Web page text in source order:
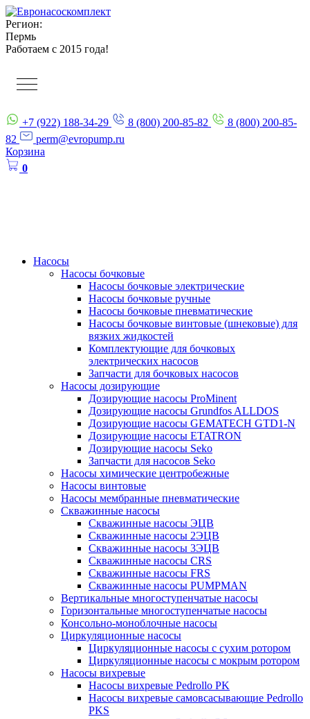
Регион:
Пермь
Работаем с 2015 года!
+7 (922) 188-34-29 8 (800) 200-85-82
8 (800) 200-85-
82
perm@evropump.ru
Корзина
0
Насосы
Насосы бочковые
Насосы бочковые электрические
Насосы бочковые ручные
Насосы бочковые пневматические
Насосы бочковые винтовые (шнековые) для
вязких жидкостей
Комплектующие для бочковых
электрических насосов
Запчасти для бочковых насосов
Насосы дозирующие
Дозирующие насосы ProMinent
Дозирующие насосы Grundfos ALLDOS
Дозирующие насосы GEMATECH GTD1-N
Дозирующие насосы ETATRON
Дозирующие насосы Seko
Запчасти для насосов Seko
Насосы химические центробежные
Насосы винтовые
Насосы мембранные пневматические
Скважинные насосы
Скважинные насосы ЭЦВ
Скважинные насосы 2ЭЦВ
Скважинные насосы 3ЭЦВ
Скважинные насосы CRS
Скважинные насосы FRS
Скважинные насосы PUMPMAN
Вертикальные многоступенчатые насосы
Горизонтальные многоступенчатые насосы
Консольно-моноблочные насосы
Циркуляционные насосы
Циркуляционные насосы с сухим ротором
Циркуляционные насосы с мокрым ротором
Насосы вихревые
Насосы вихревые Pedrollo PK
Насосы вихревые самовсасывающие Pedrollo
PKS